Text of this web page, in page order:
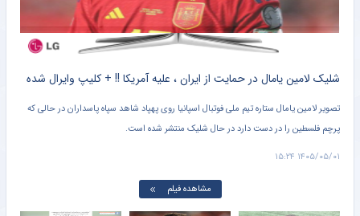
شلیک لامین یامال در حمایت از ایران ، علیه آمریکا !! + کلیپ وایرال شده
تصویر لامین یامال ستاره تیم ملی فوتبال اسپانیا روی پهپاد شاهد سپاه پاسداران در حالی که
پرچم فلسطین را در دست دارد در حال شلیک منتشر شده است.
۱۴۰۵/۰۵/۰۱ ۱۵:۲۴
مشاهده فیلم